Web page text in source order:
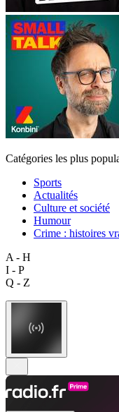
Catégories les plus
Sports
Actualités
Culture et société
Humour
Crime : histoires
A - H
I - P
Q - Z